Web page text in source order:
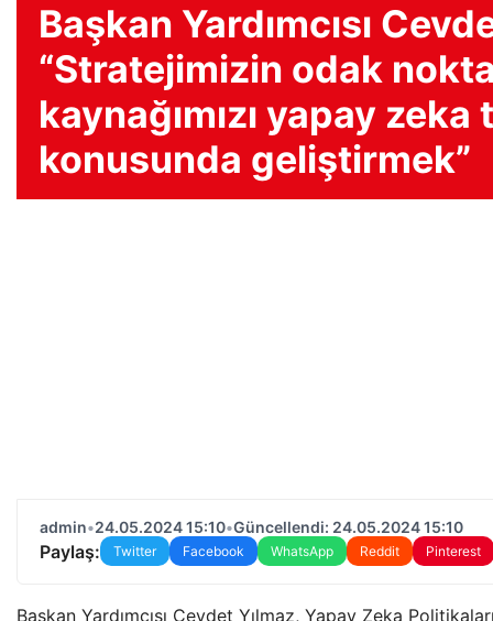
Başkan Yardımcısı
“Stratejimizin odak
kaynağımızı yapay
konusunda geliştirmek”
admin•24.05.2024 15:10•Güncellendi: 24.05.2024 15:10
Paylaş: Twitter Facebook WhatsApp Reddit Pinterest
Başkan Yardımcısı Cevdet Yılmaz, Yapay Zeka